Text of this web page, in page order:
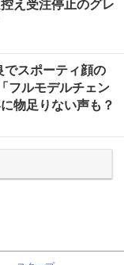
え受注停止のグレ
でスポーティ顔の
フルモデルチェン
物足りない声も？